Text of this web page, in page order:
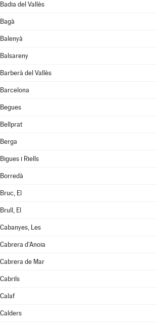
Badia del Vallès
Bagà
Balenyà
Balsareny
Barberà del Vallès
Barcelona
Begues
Bellprat
Berga
Bigues i Riells
Borredà
Bruc, El
Brull, El
Cabanyes, Les
Cabrera d'Anoia
Cabrera de Mar
Cabrils
Calaf
Calders